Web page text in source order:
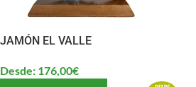
JAMÓN EL VALLE
Desde: 176,00€